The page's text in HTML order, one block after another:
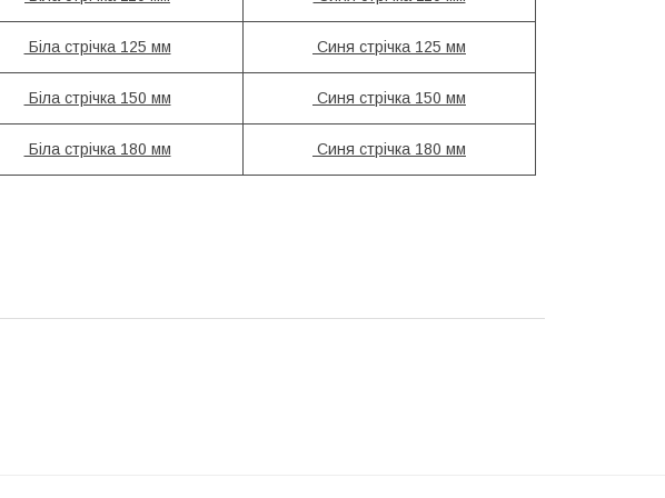
Біла стрічка 125 мм Синя стрічка 125 мм
Біла стрічка 150 мм Синя стрічка 150 мм
Біла стрічка 180 мм Синя стрічка 180 мм